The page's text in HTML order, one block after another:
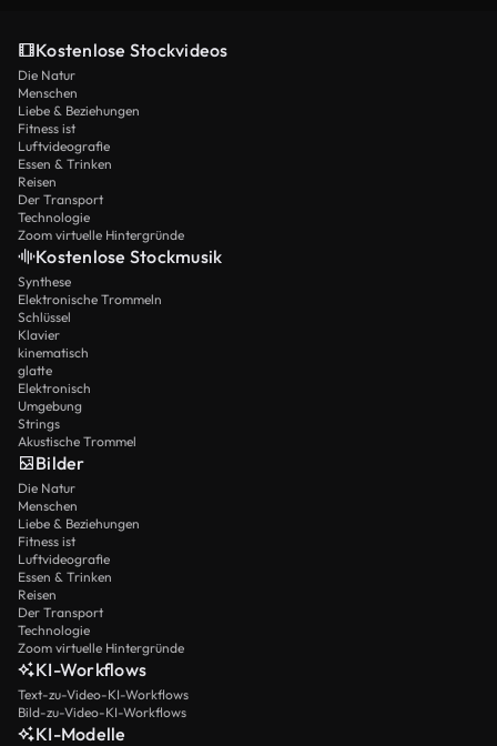
Kostenlose Stockvideos
Die Natur
Menschen
Liebe & Beziehungen
Fitness ist
Luftvideografie
Essen & Trinken
Reisen
Der Transport
Technologie
Zoom virtuelle Hintergründe
Kostenlose Stockmusik
Synthese
Elektronische Trommeln
Schlüssel
Klavier
kinematisch
glatte
Elektronisch
Umgebung
Strings
Akustische Trommel
Bilder
Die Natur
Menschen
Liebe & Beziehungen
Fitness ist
Luftvideografie
Essen & Trinken
Reisen
Der Transport
Technologie
Zoom virtuelle Hintergründe
KI-Workflows
Text-zu-Video-KI-Workflows
Bild-zu-Video-KI-Workflows
KI-Modelle